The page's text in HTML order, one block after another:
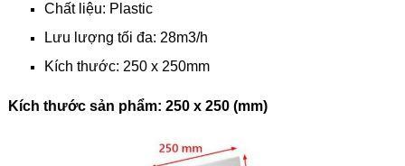
Chất liệu: Plastic
Lưu lượng tối đa: 28m3/h
Kích thước: 250 x 250mm
Kích thước sản phẩm: 250 x 250 (mm)